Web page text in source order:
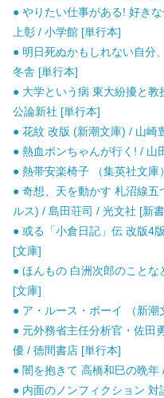
● やりたい仕事がある! 好き
上彰 / 小学館 [単行本]
● 明日死ぬかもしれない自分
冬舎 [単行本]
● 大学という病 東大紛擾と
公論新社 [単行本]
● 花紋 改版 (新潮文庫) / 山崎
● 熱血ポンちゃんが行く! / 山
● 熱帯安楽椅子 （集英社文
● 奇想、天を動かす 札沼線
ルス) / 島田荘司 / 光文社 [新
● 或る「小倉日記」伝 改版4
[文庫]
● ほんもの 白洲次郎のこと
[文庫]
● ア・ルース・ボーイ （新
● 元外務省主任分析官・佐田
優 / 徳間書店 [単行本]
● 闇を抱きて 高橋和巳の晩
● 内面のノンフィクション